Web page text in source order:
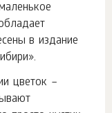
в издание
цветок –